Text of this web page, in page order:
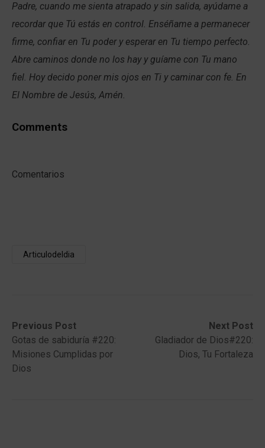
Padre, cuando me sienta atrapado y sin salida, ayúdame a
recordar que Tú estás en control. Enséñame a permanecer
firme, confiar en Tu poder y esperar en Tu tiempo perfecto.
Abre caminos donde no los hay y guíame con Tu mano
fiel. Hoy decido poner mis ojos en Ti y caminar con fe. En
El Nombre de Jesús, Amén.
Comments
Comentarios
Articulodeldia
Post
navigation
Previous Post
Previous
post:Gotas de sabiduría #220:
Misiones Cumplidas por
Dios
Next Post
Next
post:
Gladiador de Dios#220:
Dios, Tu Fortaleza